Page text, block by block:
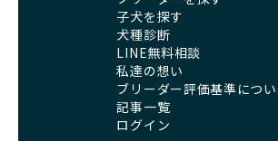
子犬を探す
犬種診断
LINE無料相談
私達の想い
ブリーダー評価基準につい
記事一覧
ログイン